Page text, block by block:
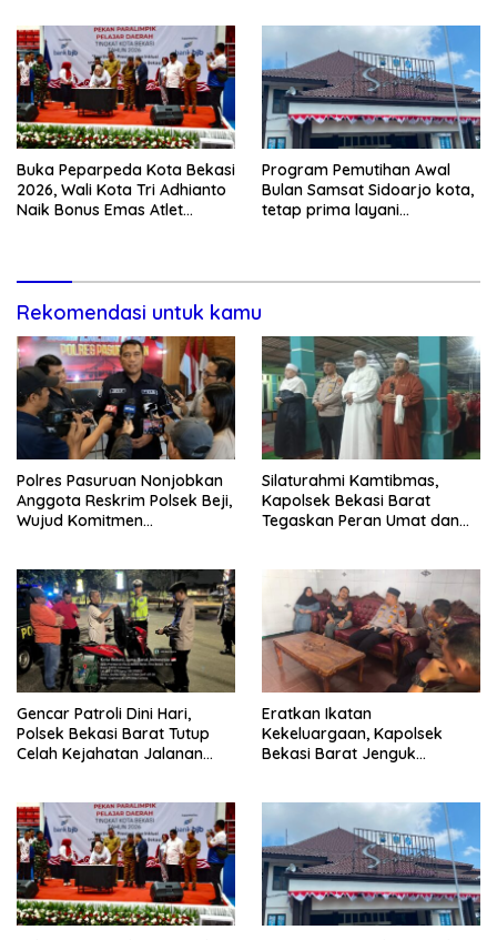
Buka Peparpeda Kota Bekasi
2026, Wali Kota Tri Adhianto
Naik Bonus Emas Atlet
Program Pemutihan Awal
Bulan Samsat Sidoarjo kota,
tetap prima layani
Rekomendasi untuk kamu
Polres Pasuruan Nonjobkan
Anggota Reskrim Polsek Beji,
Wujud Komitmen
Silaturahmi Kamtibmas,
Kapolsek Bekasi Barat
Tegaskan Peran Umat dan
Gencar Patroli Dini Hari,
Polsek Bekasi Barat Tutup
Celah Kejahatan Jalanan
Eratkan Ikatan
Kekeluargaan, Kapolsek
Bekasi Barat Jenguk